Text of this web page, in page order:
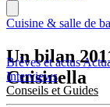
Brèves et actus
Interviews
Conseils et Guides
Cuisine & salle de
Un bilan
Cuisinella